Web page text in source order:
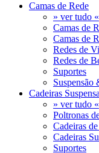
Camas de Rede
» ver tudo «
Camas de
Camas de
Redes de
Redes de
Suportes
Suspensão
Cadeiras
» ver tudo «
Poltronas
Cadeiras
Cadeiras
Suportes